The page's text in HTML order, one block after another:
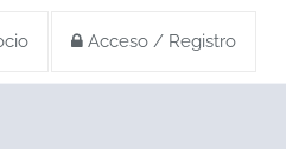
Acceso / Registro